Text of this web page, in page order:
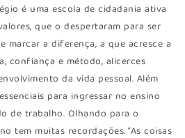
é uma escola de cidadania ativa
que o despertaram para ser
marcar a diferença, a que acresce a
confiança e método, alicerces
da vida pessoal. Além
para ingressar no ensino
de trabalho. Olhando para o
tem muitas recordações. “As coisas